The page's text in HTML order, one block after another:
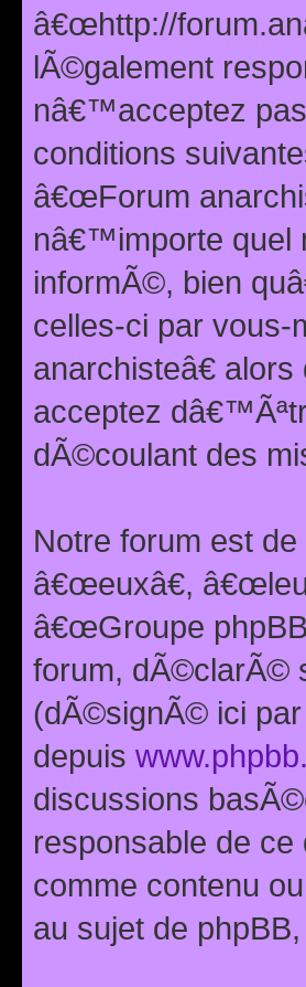
â€œhttp://
lÃ©galement
nâ€™acceptez
conditions
â€œForum
nâ€™importe quel
informÃ©, bien
celles-ci par
anarchisteâ€
acceptez
dÃ©coulant des
Notre forum est
â€œeuxâ€,
â€œGroupe
forum, dÃ©clarÃ©
(dÃ©signÃ© ici
depuis
discussions
responsable de
comme contenu
au sujet de